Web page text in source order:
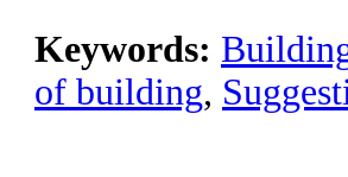
Keywords:
of building,